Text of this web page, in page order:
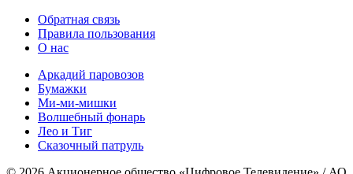
Обратная связь
Правила пользования
О нас
Аркадий паровозов
Бумажки
Ми-ми-мишки
Волшебный фонарь
Лео и Тиг
Сказочный патруль